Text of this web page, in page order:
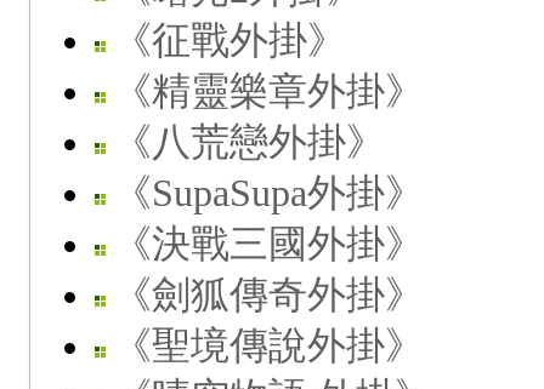
《征戰外掛》
《精靈樂章外掛》
《八荒戀外掛》
《SupaSupa外掛》
《決戰三國外掛》
《劍狐傳奇外掛》
《聖境傳說外掛》